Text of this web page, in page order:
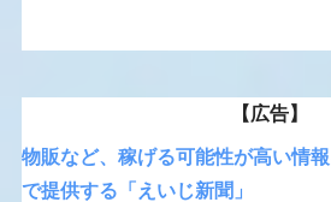
【広告】
物販など、稼げる可能性が高い情
で提供する「えいじ新聞」